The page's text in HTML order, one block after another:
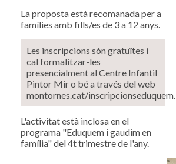
La proposta està recomanada per a
famílies amb fills/es de 3 a 12 anys.
Les inscripcions són gratuïtes i
cal formalitzar-les
presencialment al Centre Infantil
Pintor Mir o bé a través del web
montornes.cat/inscripcionseduquem.
L'activitat està inclosa en el
programa "Eduquem i gaudim en
família" del 4t trimestre de l'any.